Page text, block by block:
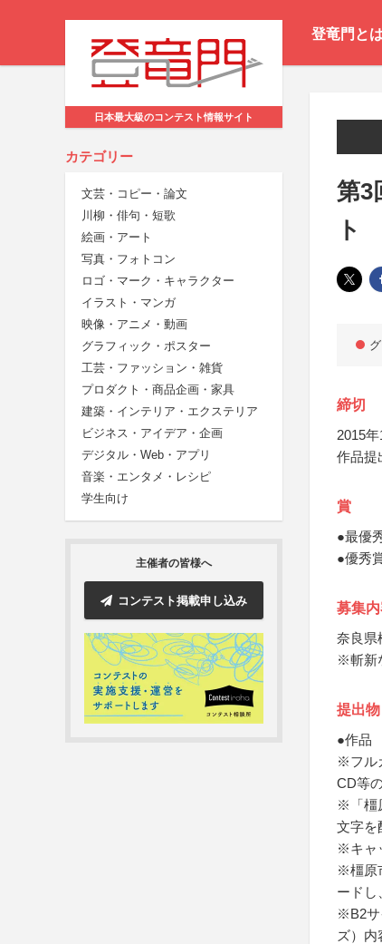
登竜門とは
日本最大級のコンテスト情報サイト
カテゴリー
文芸・コピー・論文
川柳・俳句・短歌
絵画・アート
写真・フォトコン
ロゴ・マーク・キャラクター
イラスト・マンガ
映像・アニメ・動画
グラフィック・ポスター
工芸・ファッション・雑貨
プロダクト・商品企画・家具
建築・インテリア・エクステリア
ビジネス・アイデア・企画
デジタル・Web・アプリ
音楽・エンタメ・レシピ
学生向け
主催者の皆様へ
コンテスト掲載申し込み
第3
ト
締切
2015
作品提
賞
●最優
●優秀
募集
奈良県
※斬新
提出物
●作品
※フル
CD等
※「橿
文字を
※キャ
※橿原
ードし
※B2サ
ズ）内